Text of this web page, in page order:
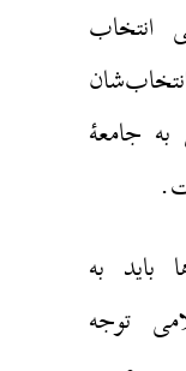
انتخاب
جامعهٔ
باید به
توجه